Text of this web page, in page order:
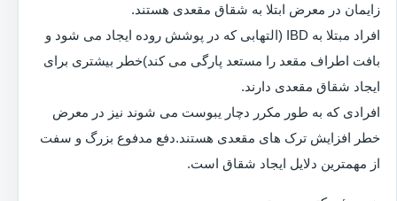
زایمان در معرض ابتلا به شقاق مقعدی هستند.
افراد مبتلا به IBD (التهابی که در پوشش روده ایجاد می شود و
بافت اطراف مقعد را مستعد پارگی می کند)خطر بیشتری برای
ایجاد شقاق مقعدی دارند.
افرادی که به طور مکرر دچار یبوست می شوند نیز در معرض
خطر افزایش ترک های مقعدی هستند.دفع مدفوع بزرگ و سفت
از مهمترین دلایل ایجاد شقاق است.